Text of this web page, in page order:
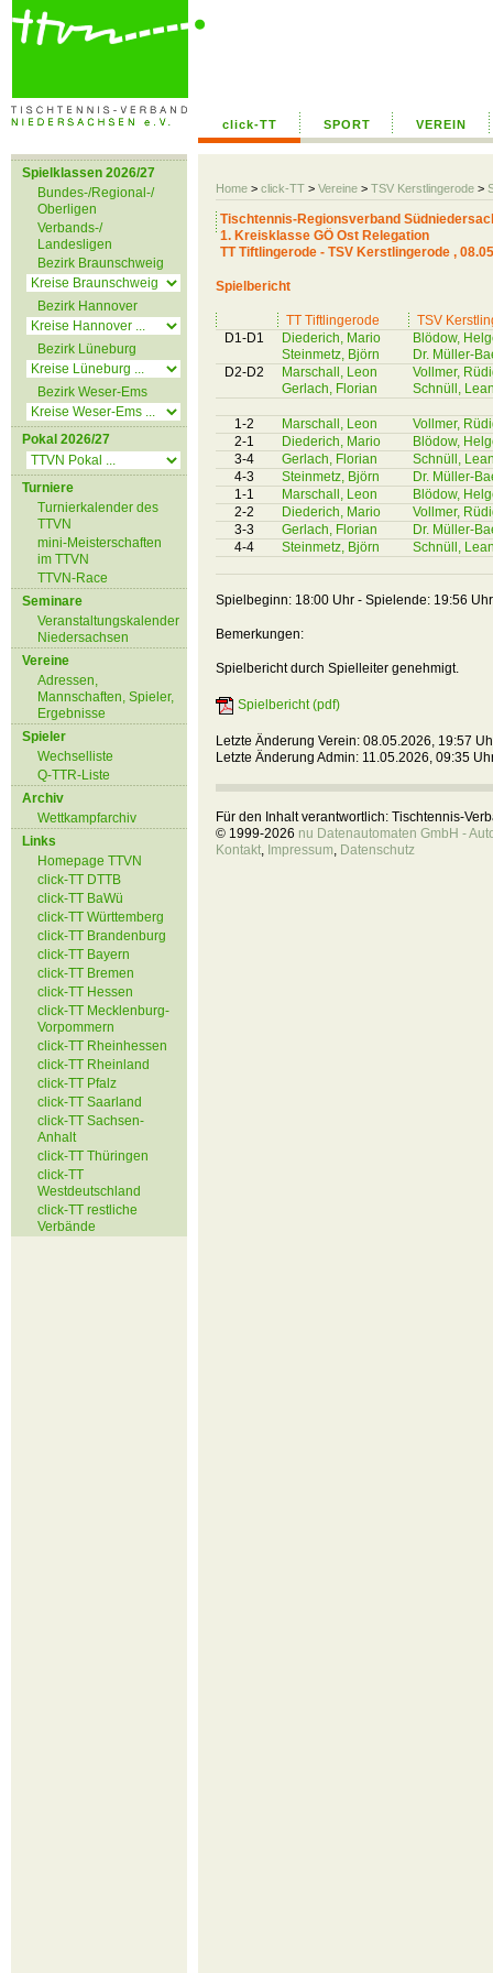
click-TT SPORT VEREIN
Home > click-TT > Vereine > TSV Kerstlingerode >
Spielklassen 2026/27
Bundes-/Regional-/
Oberligen
Verbands-/
Landesligen
Bezirk Braunschweig
Bezirk Hannover
Bezirk Lüneburg
Bezirk Weser-Ems
Pokal 2026/27
Turniere
Turnierkalender des
TTVN
mini-Meisterschaften
im TTVN
TTVN-Race
Seminare
Veranstaltungskalender
Niedersachsen
Vereine
Adressen,
Mannschaften, Spieler,
Ergebnisse
Spieler
Wechselliste
Q-TTR-Liste
Archiv
Wettkampfarchiv
Links
Homepage TTVN
click-TT DTTB
click-TT BaWü
click-TT Württemberg
click-TT Brandenburg
click-TT Bayern
click-TT Bremen
click-TT Hessen
click-TT Mecklenburg-
Vorpommern
click-TT Rheinhessen
click-TT Rheinland
click-TT Pfalz
click-TT Saarland
click-TT Sachsen-
Anhalt
click-TT Thüringen
click-TT
Westdeutschland
click-TT restliche
Verbände
Tischtennis-Regionsverband
1. Kreisklasse GÖ Ost Relegation
TT Tiftlingerode - TSV Kerstlingerode ,
Spielbericht
TT Tiftlingerode
TSV
D1-D1
Diederich, Mario
Steinmetz, Björn
Blödow,
Dr. Müller-
D2-D2
Marschall, Leon
Gerlach, Florian
Vollmer,
Schnüll,
1-2 Marschall, Leon
Vollmer,
2-1
Diederich, Mario
Blödow,
3-4
Gerlach, Florian
Schnüll,
4-3
Steinmetz, Björn
Dr. Müller-
1-1
Marschall, Leon
Blödow,
2-2
Diederich, Mario
Vollmer,
3-3
Gerlach, Florian
Dr. Müller-
4-4
Steinmetz, Björn Schnüll,
Spielbeginn: 18:00 Uhr - Spielende: 19:56 Uhr
Bemerkungen:
Spielbericht durch Spielleiter genehmigt.
Spielbericht (pdf)
Letzte Änderung Verein: 08.05.2026, 19:57
Letzte Änderung Admin: 11.05.2026, 09:35
Für den Inhalt verantwortlich: Tischtennis-
© 1999-2026 nu Datenautomaten GmbH -
Kontakt, Impressum, Datenschutz